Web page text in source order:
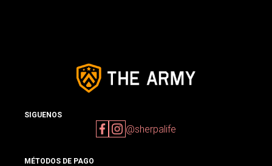
SIGUENOS
@sherpalife
MÉTODOS DE PAGO